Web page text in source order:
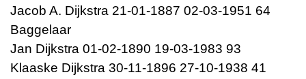
Jacob A. Dijkstra 21-01-1887 02-03-1951 64
Baggelaar
Jan Dijkstra 01-02-1890 19-03-1983 93
Klaaske Dijkstra 30-11-1896 27-10-1938 41